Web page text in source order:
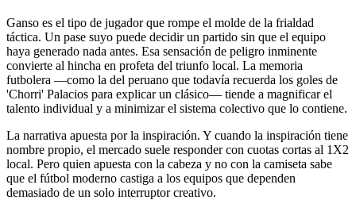
Ganso es el tipo de jugador que rompe el molde de la frialdad
táctica. Un pase suyo puede decidir un partido sin que el equipo
haya generado nada antes. Esa sensación de peligro inminente
convierte al hincha en profeta del triunfo local. La memoria
futbolera —como la del peruano que todavía recuerda los goles de
'Chorri' Palacios para explicar un clásico— tiende a magnificar el
talento individual y a minimizar el sistema colectivo que lo contiene.
La narrativa apuesta por la inspiración. Y cuando la inspiración tiene
nombre propio, el mercado suele responder con cuotas cortas al 1X2
local. Pero quien apuesta con la cabeza y no con la camiseta sabe
que el fútbol moderno castiga a los equipos que dependen
demasiado de un solo interruptor creativo.